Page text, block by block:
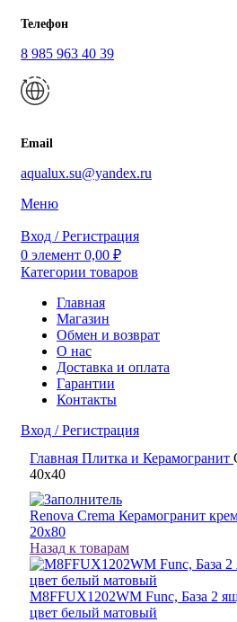
Телефон
8 985 963 40 39
Email
aqualux.su@yandex.ru
Меню
Вход / Регистрация
0 элемент 0,00 ₽
Категории товаров
Главная
Магазин
Обмен и возврат
О нас
Доставка и оплата
Гарантии
Контакты
Вход / Регистрация
Поиск
Главная Плитка и Керамогранит
40х40
Renova Crema Керамогранит
20х80
Назад к товарам
M8FFUX1202WM Func, База 2
цвет белый матовый